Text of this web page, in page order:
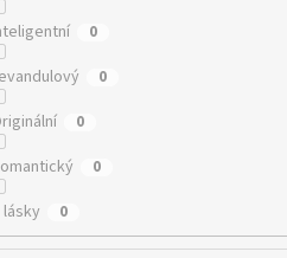
0
0
0
0
lásky 0